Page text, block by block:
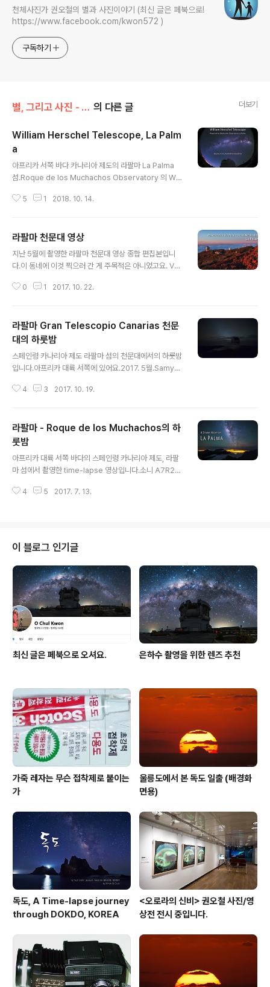
천체사진가 권오철의 별과 사진이야기 (최신 글은 페북으로!
https://www.facebook.com/kwon572 )
구독하기
별, 그리고 사진 - 국외/라팔마 - 카나리아제도 의 다른 글 더보기
William Herschel Telescope, La Palm
a
아프리카 서쪽 바다 카나리아 제도의 라팔마 La Palma
섬.Roque de los Muchachos Observatory 의 Willi
천문학자들의 이름을 땄더라는. 뉴튼, 갈릴레이 등.촬영한
2
5 1 2018. 10. 14.
라팔마 천문대 영상
지난 5월에 촬영한 라팔마 천문대 영상 종합 편집본입니
다.이 동네에 이것 찍으러 간 게 주목적은 아니었고요. VR
작업이 보긴 좋은데 팔려야 찍지... ㅠㅠ.자기 하고 싶은 일
0 1 2017. 10. 22.
라팔마 Gran Telescopio Canarias 천문
대의 하룻밤
스페인령 카나리아 제도 라팔마 섬의 천문대에서의 하룻밤
입니다.아프리카 대륙 서쪽에 있어요.2017. 5월.Samyan
하자면 비너스의 띠 현상에 대해서.지구가 둥글기 때문에
에서는 태양 방향의 노을과 같은 원리로 청색 파장이 더 많
이 산란되어 붉은 색이 두드러지게 되는데, 그래서 지구 그
림자 위로 옅은 핑크 빛의 띠가 생기게 된다. 이것을 Belt o
f Venus라고 부른다.날씨가 아주 맑은 때에 볼 수 있다. 질
문하는 분들이 많아서 손수 그렸다. Zodiacal light. 우리
말로 황도광에 대해서.황도광은 해뜨기 ..
4 3 2017. 10. 19.
라팔마 - Roque de los Muchachos의 하
룻밤
아프리카 대륙 서쪽 바다의 스페인령 카나리아 제도, 라팔
마 섬에서 촬영한 time-lapse 영상입니다.소니 A7R2에
은하수가 뜨고 지고, 하늘에 옅게 초록빛으로 보이는 것은
4 5 2017. 7. 13.
이 블로그 인기글
최신 글은 페북으로 오셔요. 은하수 촬영을 위한 렌즈 추천
가죽 레자는 무슨 접착제로 붙이는
가
울릉도에서 본 독도 일출 (배경화
면용)
독도, A Time-lapse journey
through DOKDO, KOREA
<오로라의 신비> 권오철 사진/영
상전 전시 중입니다.